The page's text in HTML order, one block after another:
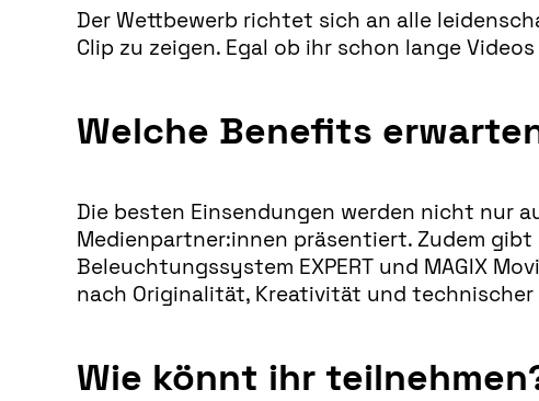
Der Wettbewerb richtet sich an alle
Clip zu zeigen. Egal ob ihr schon lange
Welche Benefits
Die besten Einsendungen werden nicht nur
Medienpartner:innen präsentiert. Zudem gibt
Beleuchtungssystem EXPERT und MAGIX
nach Originalität, Kreativität und technischer
Wie könnt ihr